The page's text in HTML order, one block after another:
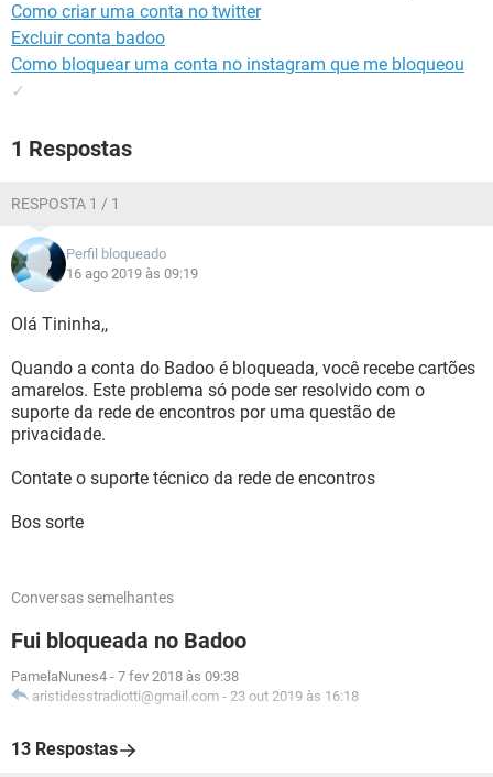
Como criar uma conta no twitter
Excluir conta badoo
Como bloquear uma conta no instagram que me bloqueou
✓
1 Respostas
RESPOSTA 1 / 1
Perfil bloqueado
16 ago 2019 às 09:19
Olá Tininha,,
Quando a conta do Badoo é bloqueada, você recebe cartões
amarelos. Este problema só pode ser resolvido com o
suporte da rede de encontros por uma questão de
privacidade.
Contate o suporte técnico da rede de encontros
Bos sorte
Conversas semelhantes
Fui bloqueada no Badoo
PamelaNunes4 - 7 fev 2018 às 09:38
aristidesstradiotti@gmail.com - 23 out 2019 às 16:18
13 Respostas